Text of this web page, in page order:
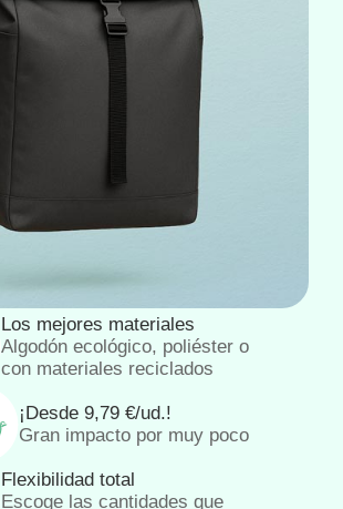
Los mejores materiales
Algodón ecológico, poliéster o
con materiales reciclados
¡Desde 9,79 €/ud.!
Gran impacto por muy poco
Flexibilidad total
Escoge las cantidades que